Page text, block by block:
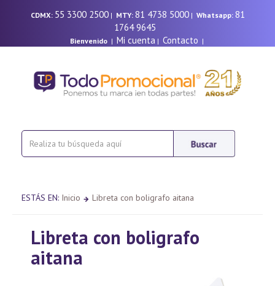
CDMX: 55 3300 2500| MTY: 81 4738 5000| Whatsapp: 81
1764 9645
Bienvenido| Mi cuenta | Contacto |
ESTÁS EN: Inicio Libreta con boligrafo aitana
Libreta con boligrafo
aitana